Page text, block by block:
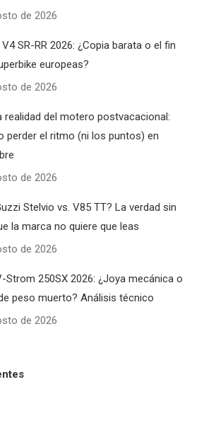
de 2026
SR-RR 2026: ¿Copia barata o el fin
europeas?
de 2026
realidad del motero postvacacional:
perder el ritmo (ni los puntos) en
de 2026
Stelvio vs. V85 TT? La verdad sin
la marca no quiere que leas
de 2026
Strom 250SX 2026: ¿Joya mecánica o
peso muerto? Análisis técnico
de 2026